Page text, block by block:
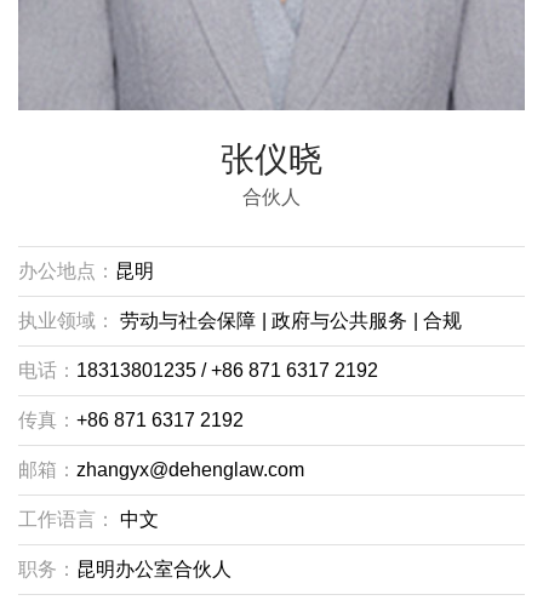
张仪晓
合伙人
办公地点： 昆明
执业领域： 劳动与社会保障 政府与公共服务 合规
电话： 18313801235 / +86 871 6317 2192
传真： +86 871 6317 2192
邮箱： zhangyx@dehenglaw.com
工作语言： 中文
职务： 昆明办公室合伙人